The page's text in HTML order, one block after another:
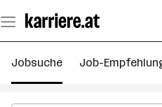
Seiteninhalt
springen
Jobsuche Job-